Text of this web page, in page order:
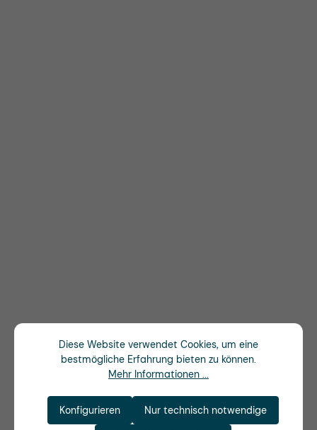
Diese Website verwendet Cookies, um eine
bestmögliche Erfahrung bieten zu können.
Mehr Informationen ...
Nur technisch notwendige
Konfigurieren